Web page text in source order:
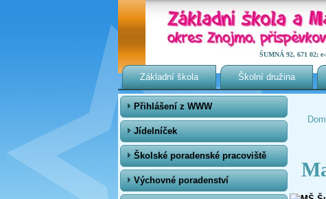
ŠUMNÁ 92, 671 02;
Základní škola Školní družina
Přihlášení z WWW
Jídelníček
Školské poradenské pracoviště
Výchovné poradenství